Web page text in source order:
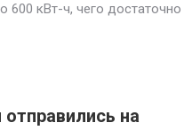
600 кВт-ч, чего достаточно
на